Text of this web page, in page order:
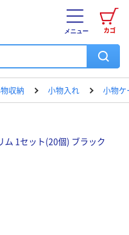
カゴ
メニュー
収納 小物入れ 小物ケ
ム 1セット(20個) ブラック